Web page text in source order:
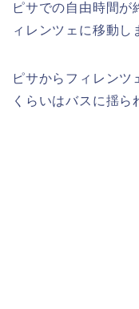
ピサでの自由時間が
ィレンツェに移動し
ピサからフィレンツ
くらいはバスに揺ら